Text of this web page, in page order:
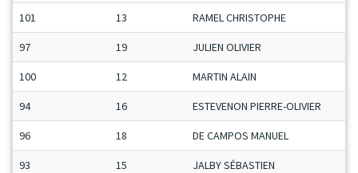
101 13 RAMEL CHRISTOPHE
97 19 JULIEN OLIVIER
100 12 MARTIN ALAIN
94 16 ESTEVENON PIERRE-OLIVIER
96 18 DE CAMPOS MANUEL
93 15 JALBY SÉBASTIEN